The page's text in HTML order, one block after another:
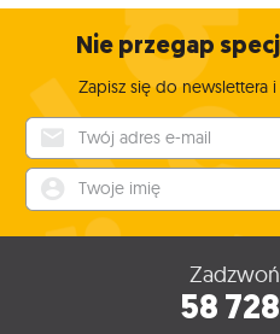
Nie przegap
Zapisz się do newslettera
58